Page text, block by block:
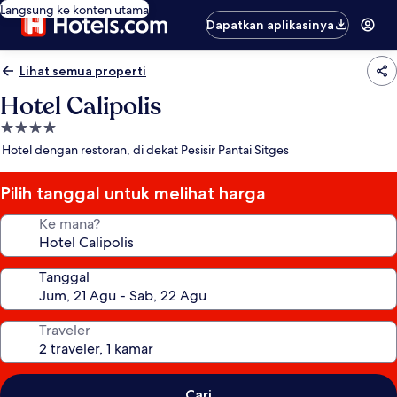
Langsung ke konten utama
Dapatkan aplikasinya
Lihat semua properti
Hotel Calipolis
Properti
bintang
Hotel dengan restoran, di dekat Pesisir Pantai Sitges
Pilih tanggal untuk melihat harga
Ke mana?
Tanggal
Traveler